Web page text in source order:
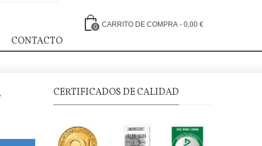
0 CARRITO DE COMPRA - 0,00 €
CONTACTO
CERTIFICADOS DE CALIDAD